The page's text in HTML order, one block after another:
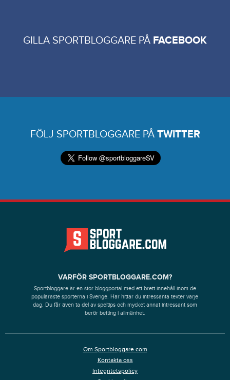
GILLA SPORTBLOGGARE PÅ FACEBOOK
FÖLJ SPORTBLOGGARE PÅ TWITTER
VARFÖR SPORTBLOGGARE.COM?
Sportbloggare är en stor bloggportal med ett brett innehåll inom de
populäraste sporterna i Sverige. Här hittar du intressanta texter varje
dag. Du får även ta del av speltips och mycket annat intressant som
berör betting i allmänhet.
Om Sportbloggare.com
Kontakta oss
Integritetspolicy